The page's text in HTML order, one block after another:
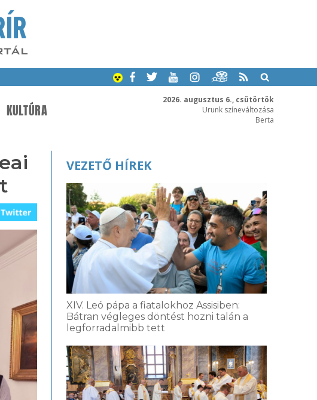
2026. augusztus 6., csütörtök
Urunk színeváltozása
Berta
KULTÚRA
VEZETŐ HÍREK
XIV. Leó pápa a fiatalokhoz Assisiben:
Bátran végleges döntést hozni talán a
legforradalmibb tett